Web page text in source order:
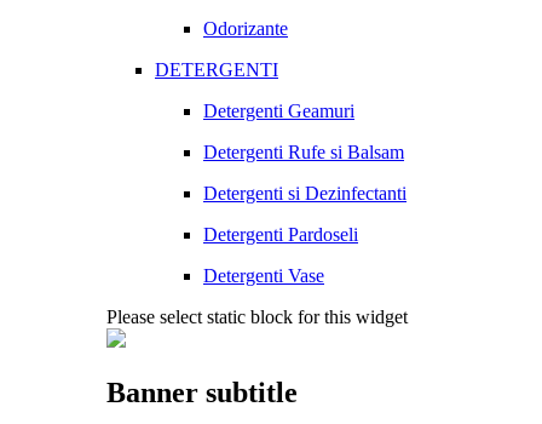
Odorizante
DETERGENTI
Detergenti Geamuri
Detergenti Rufe si Balsam
Detergenti si Dezinfectanti
Detergenti Pardoseli
Detergenti Vase
Please select static block for this widget
Banner subtitle